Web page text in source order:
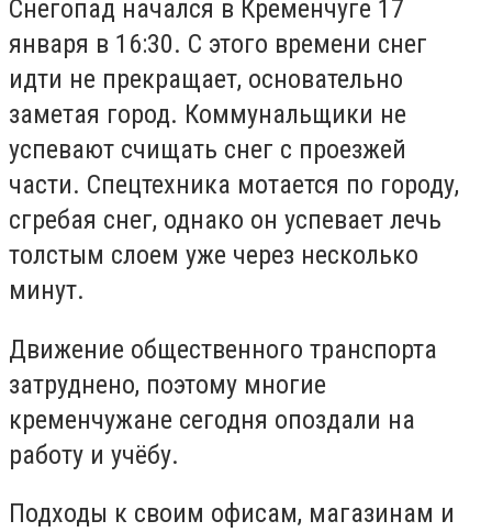
Снегопад начался в Кременчуге 17
января в 16:30. С этого времени снег
идти не прекращает, основательно
заметая город. Коммунальщики не
успевают счищать снег с проезжей
части. Спецтехника мотается по городу,
сгребая снег, однако он успевает лечь
толстым слоем уже через несколько
минут.
Движение общественного транспорта
затруднено, поэтому многие
кременчужане сегодня опоздали на
работу и учёбу.
Подходы к своим офисам, магазинам и